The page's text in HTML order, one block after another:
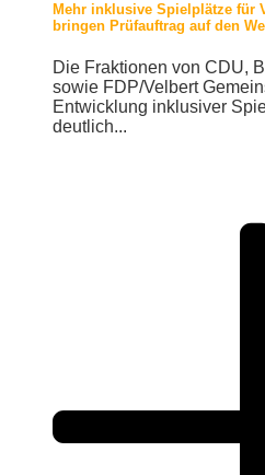
Mehr inklusive Spielplätze für
bringen Prüfauftrag auf den
Die Fraktionen von CDU,
sowie FDP/Velbert
Entwicklung inklusiver
deutlich...